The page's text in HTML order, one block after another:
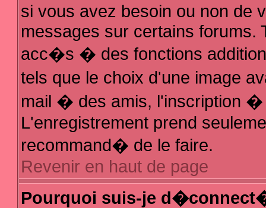
si vous avez besoin ou non de
messages sur certains forums.
acc�s � des fonctions
tels que le choix d'une image
mail � des amis, l'inscription �
L'enregistrement prend
recommand� de le faire.
Revenir en haut de page
Pourquoi suis-je